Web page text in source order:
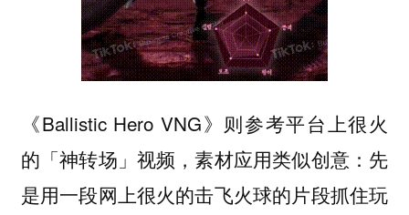
《Ballistic Hero VNG》则参考平台上很火
的「神转场」视频，素材应用类似创意：先
是用一段网上很火的击飞火球的片段抓住玩